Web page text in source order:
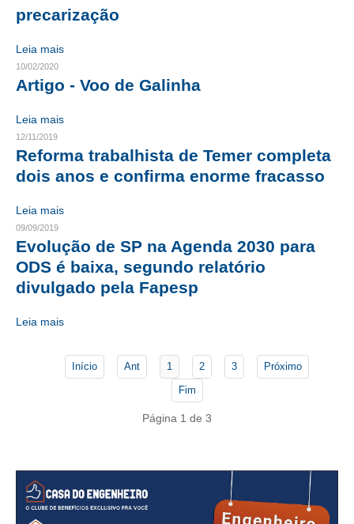
CURSOS
ENGENHEIRO EMPREENDEDOR
PLATAFORMAS GRATUITAS
APOSENTADORIA
CONVÊNIOS
PLANO DE SAÚDE
SEESPPREV
CONSÓRCIOS
NOTÍCIAS
precarização
Leia mais
10/02/2020
Artigo - Voo de Galinha
Leia mais
12/11/2019
Reforma trabalhista de Temer completa
dois anos e confirma enorme fracasso
Leia mais
09/09/2019
Evolução de SP na Agenda 2030 para
ODS é baixa, segundo relatório
divulgado pela Fapesp
Leia mais
Início Ant 1 2 3
Próximo
Fim
Página 1 de 3